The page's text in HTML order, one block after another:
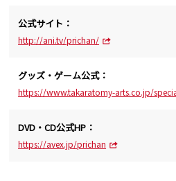
公式サイト：
http://ani.tv/prichan/
グッズ・ゲーム公式：
https://www.takaratomy-arts.co.jp/
DVD・CD公式HP：
https://avex.jp/prichan